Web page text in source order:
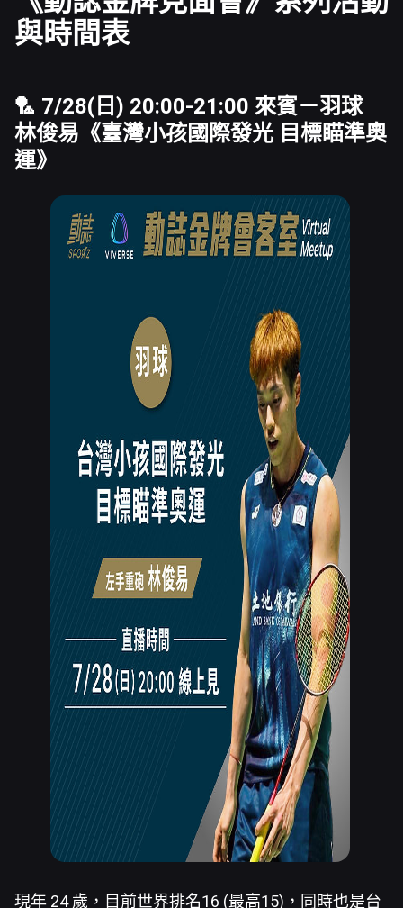
與時間表
🏸 7/28(日) 20:00-21:00 來賓－羽球
林俊易 《臺灣小孩國際發光 目標瞄準奧
運》
現年 24 歲，目前世界排名16 (最高15)，同時也是台